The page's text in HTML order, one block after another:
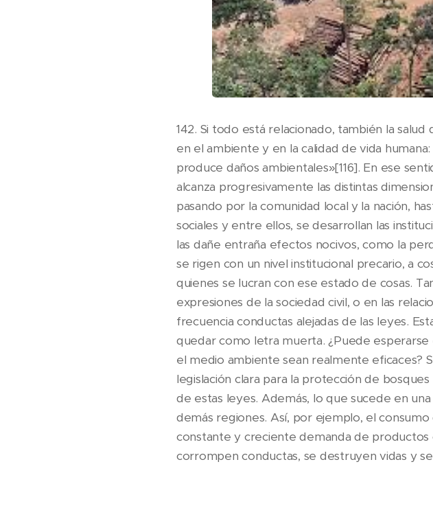
142. Si todo está relacionado, también la
en el ambiente y en la calidad de vida
produce daños ambientales»[116]. En ese
alcanza progresivamente las distintas
pasando por la comunidad local y la nación,
sociales y entre ellos, se desarrollan las
las dañe entraña efectos nocivos, como la
se rigen con un nivel institucional precario, a
quienes se lucran con ese estado de cosas.
expresiones de la sociedad civil, o en las
frecuencia conductas alejadas de las leyes.
quedar como letra muerta. ¿Puede esperarse
el medio ambiente sean realmente eficaces?
legislación clara para la protección de
de estas leyes. Además, lo que sucede en
demás regiones. Así, por ejemplo, el
constante y creciente demanda de
corrompen conductas, se destruyen vidas y